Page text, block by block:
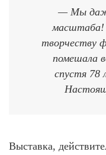
— Мы
масштаба!
творчеству
помешала
спустя
Выставка,